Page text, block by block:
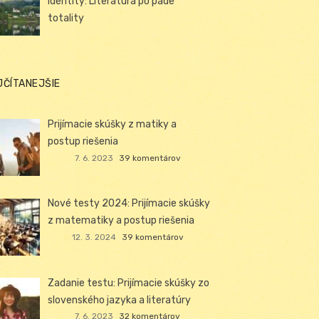
totality
Prijímacie skúšky z matiky a
postup riešenia
7. 6. 2023 39 komentárov
Nové testy 2024: Prijímacie skúšky
z matematiky a postup riešenia
12. 3. 2024 39 komentárov
Zadanie testu: Prijímacie skúšky zo
slovenského jazyka a literatúry
7. 6. 2023 32 komentárov